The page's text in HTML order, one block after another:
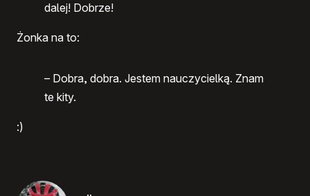
dalej! Dobrze!
Żonka na to:
– Dobra, dobra. Jestem nauczycielką. Znam
te kity.
:)